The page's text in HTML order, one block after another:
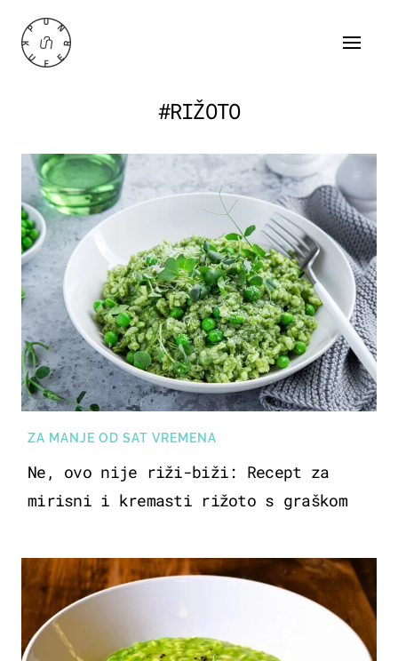
#RIŽOTO
ZA MANJE OD SAT VREMENA
Ne, ovo nije riži-biži: Recept za
mirisni i kremasti rižoto s graškom